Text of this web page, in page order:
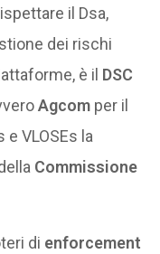
il Dsa,
dei rischi
è il DSC
Agcom per il
VLOSEs la
Commissione
di enforcement